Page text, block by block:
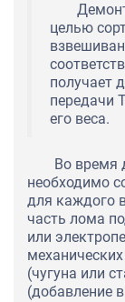
целью
получает
передачи
его веса.
Во время
необходимо
для каждого
часть лома
или
(чугуна или
(добавление